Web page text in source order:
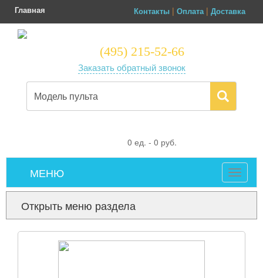
Главная Контакты | Оплата | Доставка
(495) 215-52-66
Заказать обратный звонок
0 ед. - 0 руб.
Toggle
МЕНЮ
Открыть меню раздела